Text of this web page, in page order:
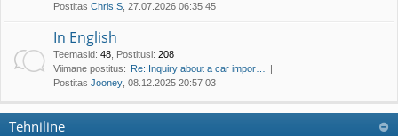
Postitas Chris.S , 27.07.2026 06:35 45
In English
Teemasid: 48 Postitusi: 208
Viimane postitus: Re: Inquiry about a car impor…
Postitas Jooney , 08.12.2025 20:57 03
Tehniline